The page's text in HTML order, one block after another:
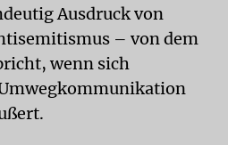
Ausdruck von
– von dem
wenn sich